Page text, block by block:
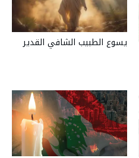
يسوع الطبيب الشافي القدير